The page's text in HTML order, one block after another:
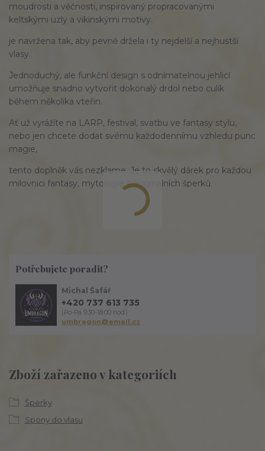
moudrosti a věčnosti, inspirovaný propracovanými
keltskými uzly a vikinskými motivy.
je navržena tak, aby pevně držela i ty nejdelší a nejhustší
vlasy.
Jednoduchý, ale funkční design s odnímatelnou jehlicí
umožňuje snadno vytvořit dokonalý drdol nebo culík
během několika vteřin.
Ať už vyrážíte na LARP, festival, svatbu ve fantasy stylu,
nebo jen chcete dodat svému každodennímu vzhledu punc
magie,
tento doplněk vás nezklame. Je to skvělý dárek pro každou
milovnici fantasy, mytologie a originálních šperků.
Zboží zařazeno v kategoriích
Šperky
Spony do vlasu
Potřebujete poradit?
Michal Šafář
+420 737 613 735
(Po-Pá 9:30-18:00 hod.)
umbragon@email.cz